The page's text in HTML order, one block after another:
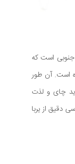
است که
است. آن طور
چای و لذت
دقیق از یربا